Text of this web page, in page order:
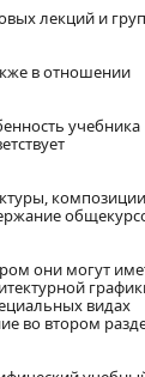
лекций и
в отношении
учебника
они могут
видах
во втором